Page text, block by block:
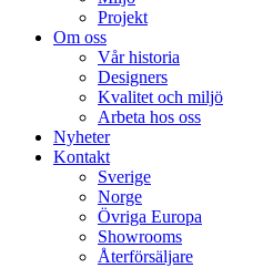
Projekt
Om oss
Vår historia
Designers
Kvalitet och miljö
Arbeta hos oss
Nyheter
Kontakt
Sverige
Norge
Övriga Europa
Showrooms
Återförsäljare